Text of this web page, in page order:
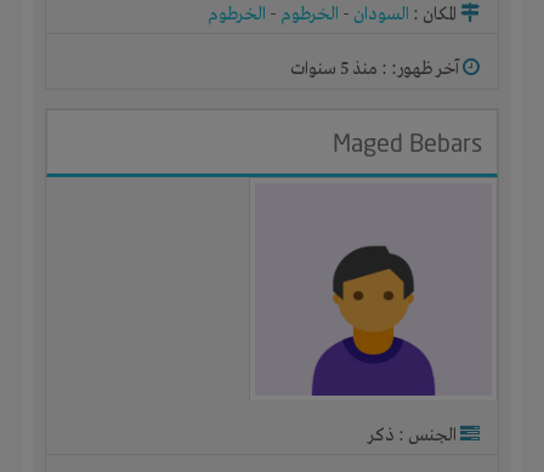
المكان : السودان - الخرطوم - الخرطوم
آخر ظهور: : منذ 5 سنوات
Maged Bebars
الجنس : ذكر